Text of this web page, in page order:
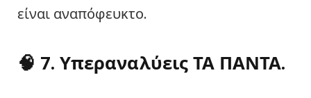
είναι αναπόφευκτο.
🧠 7. Υπεραναλύεις ΤΑ ΠΑΝΤΑ.